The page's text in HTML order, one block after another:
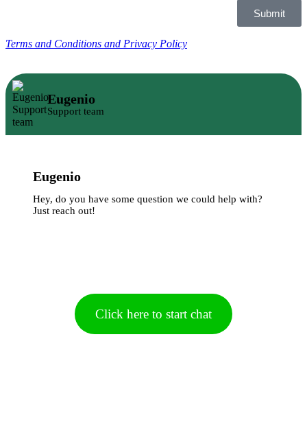
Submit
Terms and Conditions and Privacy Policy
Eugenio
Support team
Eugenio
Hey, do you have some question we could help with?
Just reach out!
Click here to start chat